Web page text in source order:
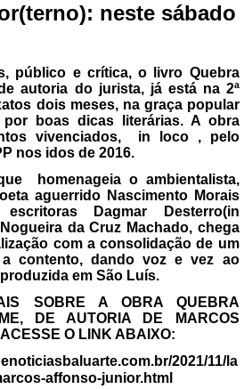
neste sábado
público e crítica, o livro Quebra
autoria do jurista, já está na 2ª
dois meses, na graça popular
boas dicas literárias. A obra
vivenciados, in loco , pelo
nos idos de 2016.
homenageia o ambientalista,
aguerrido Nascimento Morais
Dagmar Desterro(in
da Cruz Machado, chega
com a consolidação de um
contento, dando voz e vez ao
em São Luís.
SOBRE A OBRA QUEBRA
DE AUTORIA DE MARCOS
O LINK ABAIXO:
2021/11/la
affonso-junior.html